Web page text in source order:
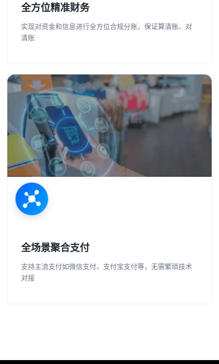
全方位精准财务
实现对资金和信息进行全方位合规分账，保证算清账、对
清账
全场景聚合支付
支持主流支付如微信支付、支付宝支付等，无需繁琐技术
对接